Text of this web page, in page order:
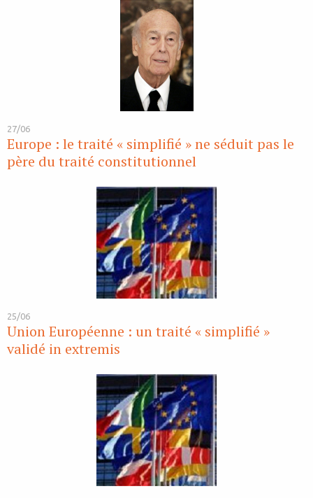
27/06
Europe : le traité « simplifié » ne séduit pas le
père du traité constitutionnel
25/06
Union Européenne : un traité « simplifié »
validé in extremis